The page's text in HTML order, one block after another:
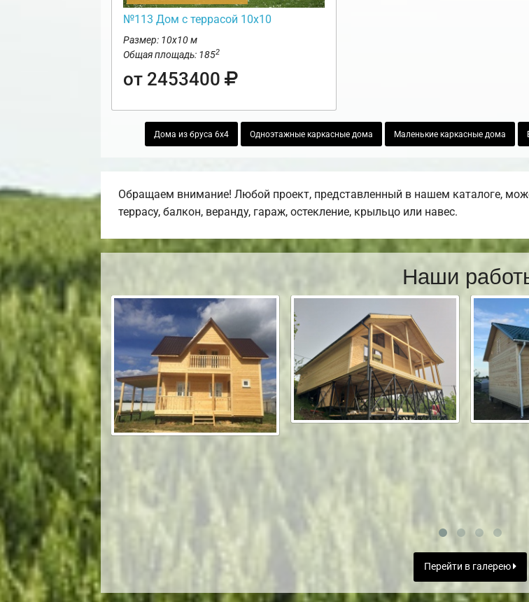
№113 Дом с террасой 10х10
Размер: 10х10 м
Общая площадь: 1852
от 2453400
Дома из бруса 6х4 Одноэтажные каркасные дома Маленькие каркасные дома
Обращаем внимание! Любой проект, представленный в нашем каталоге,
террасу, балкон, веранду, гараж, остекление, крыльцо или навес.
Наши
Перейти в галерею